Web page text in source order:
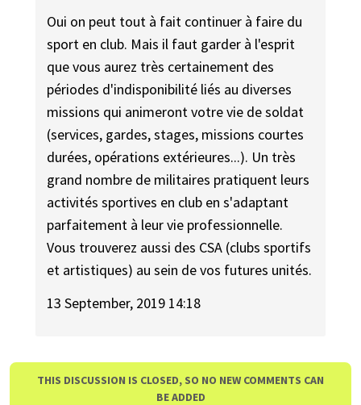
Oui on peut tout à fait continuer à faire du
sport en club. Mais il faut garder à l'esprit
que vous aurez très certainement des
périodes d'indisponibilité liés au diverses
missions qui animeront votre vie de soldat
(services, gardes, stages, missions courtes
durées, opérations extérieures...). Un très
grand nombre de militaires pratiquent leurs
activités sportives en club en s'adaptant
parfaitement à leur vie professionnelle.
Vous trouverez aussi des CSA (clubs sportifs
et artistiques) au sein de vos futures unités.
13 September, 2019 14:18
THIS DISCUSSION IS CLOSED, SO NO NEW COMMENTS CAN
BE ADDED